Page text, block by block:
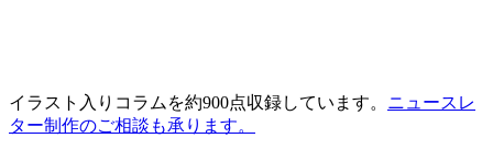
イラスト入りコラムを約900点収録しています。 ニュースレ
ター制作のご相談も承ります。